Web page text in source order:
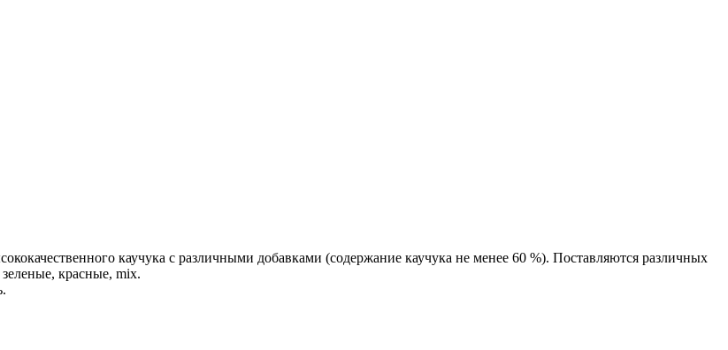
каучука с различными добавками (содержание каучука не менее 60 %). Поставляются различных
красные, mix.